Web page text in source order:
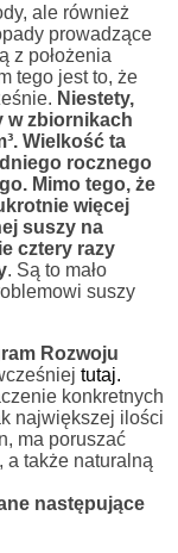
ale również
prowadzące
z położenia
tego jest to, że
Niestety,
w zbiornikach
Wielkość ta
rocznego
Mimo tego, że
więcej
suszy na
cztery razy
. Są to mało
suszy
Rozwoju
tutaj.
konkretnych
największej ilości
ma poruszać
a także naturalną
następujące